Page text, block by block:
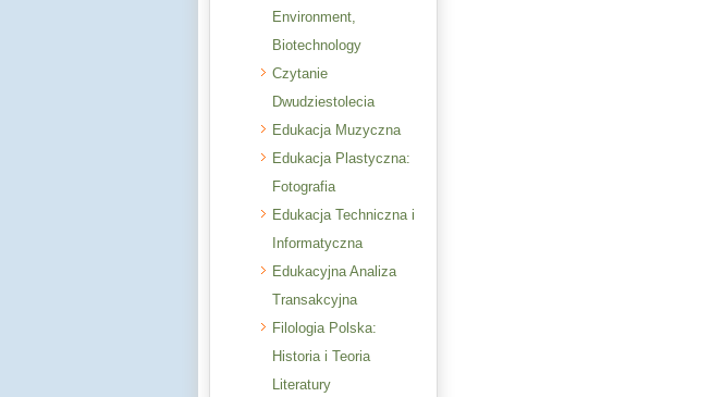
Environment,
Biotechnology
Czytanie
Dwudziestolecia
Edukacja Muzyczna
Edukacja Plastyczna:
Fotografia
Edukacja Techniczna i
Informatyczna
Edukacyjna Analiza
Transakcyjna
Filologia Polska:
Historia i Teoria
Literatury